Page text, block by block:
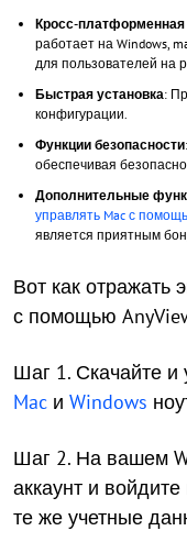
Кросс-
работает на Windows,
для пользователей на
Быстрая установка:
конфигурации.
Функции безопасности
обеспечивая
Дополнительные
управлять Mac с
является приятным
Вот как отражать
с помощью
Шаг 1. Скачайте и
Mac и Windows
Шаг 2. На вашем
аккаунт и
те же учетные